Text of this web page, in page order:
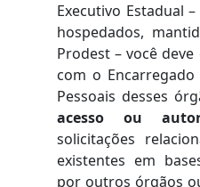
Executivo Estadual
hospedados,
Prodest – você
com o
Pessoais desses
acesso ou
solicitações
existentes em
por outros órgãos